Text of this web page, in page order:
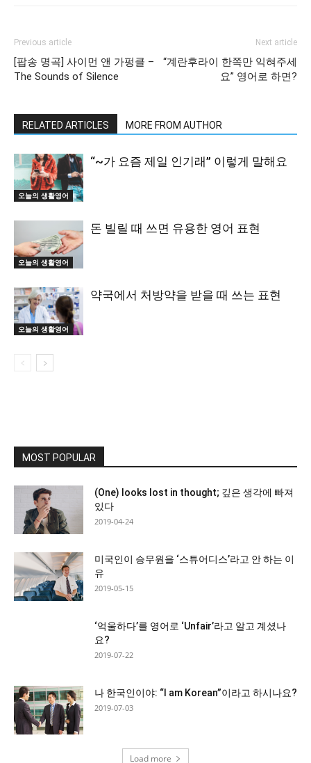
Previous article
[팝송 명곡] 사이먼 앤 가펑클 –
The Sounds of Silence
Next article
“계란후라이 한쪽만 익혀주세
요” 영어로 하면?
RELATED ARTICLES MORE FROM AUTHOR
오늘의 생활영어
“~가 요즘 제일 인기래” 이렇게 말해요
오늘의 생활영어
돈 빌릴 때 쓰면 유용한 영어 표현
오늘의 생활영어
약국에서 처방약을 받을 때 쓰는 표현
MOST POPULAR
(One) looks lost in thought; 깊은 생각에 빠져
있다
2019-04-24
미국인이 승무원을 ‘스튜어디스’라고 안 하는 이
유
2019-05-15
‘억울하다’를 영어로 ‘Unfair’라고 알고 계셨나
요?
2019-07-22
나 한국인이야: “I am Korean”이라고 하시나요?
2019-07-03
Load more